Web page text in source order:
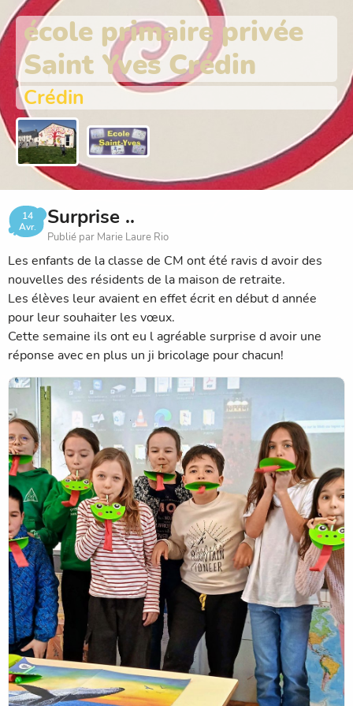
école primaire privée
Saint Yves Crédin
Crédin
14
Avr.
Surprise ..
Publié par Marie Laure Rio
Les enfants de la classe de CM ont été ravis d avoir des
nouvelles des résidents de la maison de retraite.
Les élèves leur avaient en effet écrit en début d année
pour leur souhaiter les vœux.
Cette semaine ils ont eu l agréable surprise d avoir une
réponse avec en plus un ji bricolage pour chacun!